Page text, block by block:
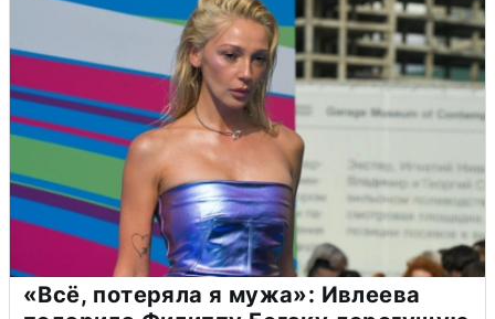
«Всё, потеряла я мужа»: Ивлеева